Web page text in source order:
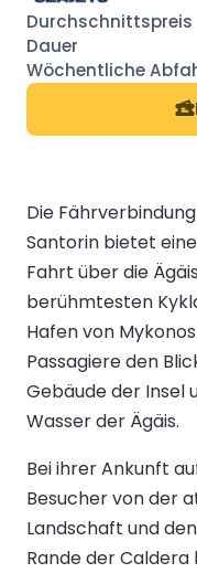
Die
Santorin bietet
Fahrt über die
berühmtesten
Hafen von
Passagiere den
Gebäude der Insel
Wasser der Ägäis.
Bei ihrer Ankunft
Besucher von der
Landschaft und
Rande der